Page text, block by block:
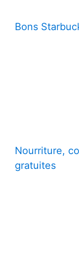
Bons
Nourriture,
gratuites